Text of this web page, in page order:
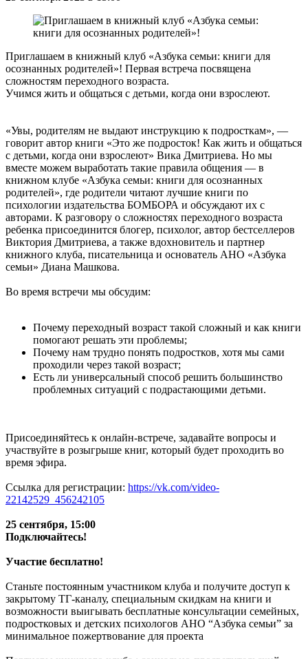
Приглашаем в книжный клуб «Азбука семьи: книги для
осознанных родителей»! Первая встреча посвящена
сложностям переходного возраста.
Учимся жить и общаться с детьми, когда они взрослеют.
«Увы, родителям не выдают инструкцию к подросткам», —
говорит автор книги «Это же подросток! Как жить и общаться
с детьми, когда они взрослеют» Вика Дмитриева. Но мы
вместе можем выработать такие правила общения — в
книжном клубе «Азбука семьи: книги для осознанных
родителей», где родители читают лучшие книги по
психологии издательства БОМБОРА и обсуждают их с
авторами. К разговору о сложностях переходного возраста
ребенка присоединится блогер, психолог, автор бестселлеров
Виктория Дмитриева, а также вдохновитель и партнер
книжного клуба, писательница и основатель АНО «Азбука
семьи» Диана Машкова.
Во время встречи мы обсудим:
Почему переходный возраст такой сложный и как книги
помогают решать эти проблемы;
Почему нам трудно понять подростков, хотя мы сами
проходили через такой возраст;
Есть ли универсальный способ решить большинство
проблемных ситуаций с подрастающими детьми.
Присоединяйтесь к онлайн-встрече, задавайте вопросы и
участвуйте в розыгрыше книг, который будет проходить во
время эфира.
Ссылка для регистрации: https://vk.com/video-
22142529_456242105
25 сентября, 15:00
Подключайтесь!
Участие бесплатно!
Станьте постоянным участником клуба и получите доступ к
закрытому ТГ-каналу, специальным скидкам на книги и
возможности выигывать бесплатные консультации семейных,
подростковых и детских психологов АНО “Азбука семьи” за
минимальное пожертвование для проекта